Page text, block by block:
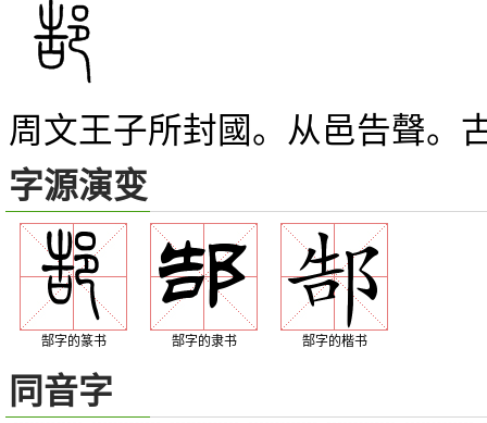
周文王子所封國。从邑告聲。
字源演变
郜字的篆书 郜字的隶书 郜字的楷书
同音字